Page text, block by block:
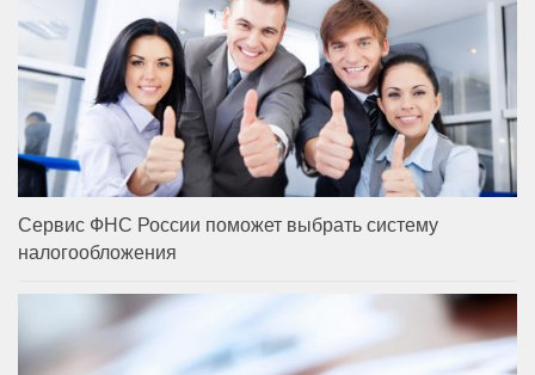
Сервис ФНС России поможет выбрать систему
налогообложения